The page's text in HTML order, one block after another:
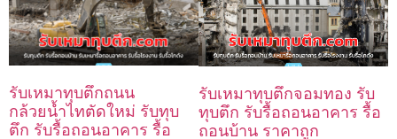
รับเหมาทุบตึกถนน
กล้วยน้ำไทตัดใหม่ รับทุบ
ตึก รับรื้อถอนอาคาร รื้อ
รับเหมาทุบตึกจอมทอง รับ
ทุบตึก รับรื้อถอนอาคาร รื้อ
ถอนบ้าน ราคาถูก